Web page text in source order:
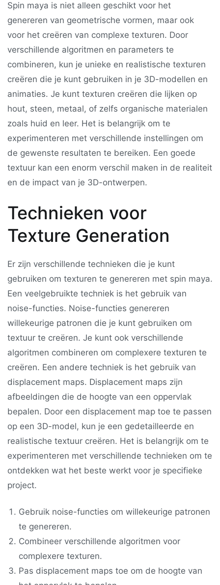
Spin maya is niet alleen geschikt voor het
genereren van geometrische vormen, maar ook
voor het creëren van complexe texturen. Door
verschillende algoritmen en parameters te
combineren, kun je unieke en realistische texturen
creëren die je kunt gebruiken in je 3D-modellen en
animaties. Je kunt texturen creëren die lijken op
hout, steen, metaal, of zelfs organische materialen
zoals huid en leer. Het is belangrijk om te
experimenteren met verschillende instellingen om
de gewenste resultaten te bereiken. Een goede
textuur kan een enorm verschil maken in de realiteit
en de impact van je 3D-ontwerpen.
Technieken voor
Texture Generation
Er zijn verschillende technieken die je kunt
gebruiken om texturen te genereren met spin maya.
Een veelgebruikte techniek is het gebruik van
noise-functies. Noise-functies genereren
willekeurige patronen die je kunt gebruiken om
textuur te creëren. Je kunt ook verschillende
algoritmen combineren om complexere texturen te
creëren. Een andere techniek is het gebruik van
displacement maps. Displacement maps zijn
afbeeldingen die de hoogte van een oppervlak
bepalen. Door een displacement map toe te passen
op een 3D-model, kun je een gedetailleerde en
realistische textuur creëren. Het is belangrijk om te
experimenteren met verschillende technieken om te
ontdekken wat het beste werkt voor je specifieke
project.
Gebruik noise-functies om willekeurige patronen
te genereren.
Combineer verschillende algoritmen voor
complexere texturen.
Pas displacement maps toe om de hoogte van